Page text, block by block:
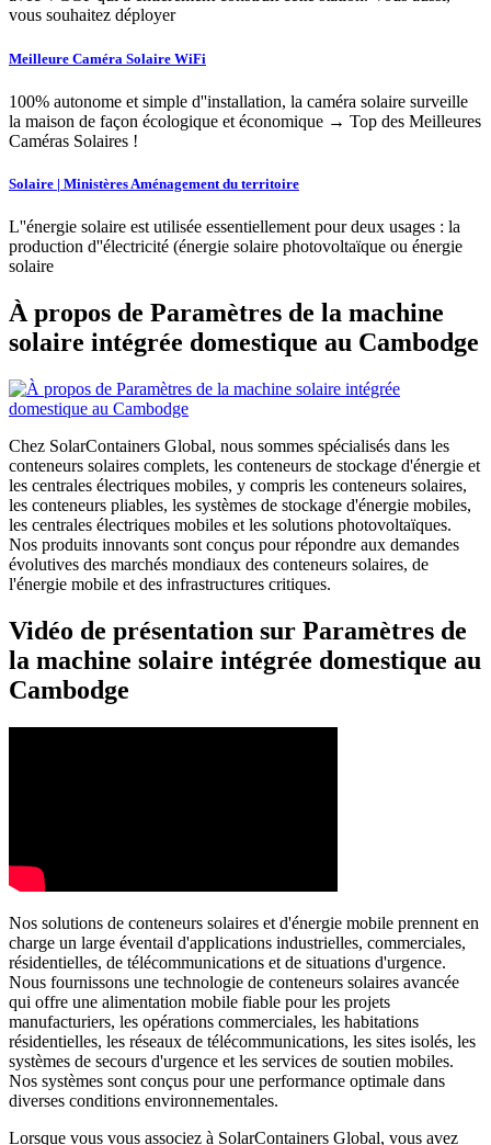
vous souhaitez déployer
Meilleure Caméra Solaire WiFi
100% autonome et simple d''installation, la caméra solaire surveille
la maison de façon écologique et économique → Top des Meilleures
Caméras Solaires !
Solaire | Ministères Aménagement du territoire
L''énergie solaire est utilisée essentiellement pour deux usages : la
production d''électricité (énergie solaire photovoltaïque ou énergie
solaire
À propos de Paramètres de la machine
solaire intégrée domestique au Cambodge
Chez SolarContainers Global, nous sommes spécialisés dans les
conteneurs solaires complets, les conteneurs de stockage d'énergie et
les centrales électriques mobiles, y compris les conteneurs solaires,
les conteneurs pliables, les systèmes de stockage d'énergie mobiles,
les centrales électriques mobiles et les solutions photovoltaïques.
Nos produits innovants sont conçus pour répondre aux demandes
évolutives des marchés mondiaux des conteneurs solaires, de
l'énergie mobile et des infrastructures critiques.
Vidéo de présentation sur Paramètres de
la machine solaire intégrée domestique au
Cambodge
Nos solutions de conteneurs solaires et d'énergie mobile prennent en
charge un large éventail d'applications industrielles, commerciales,
résidentielles, de télécommunications et de situations d'urgence.
Nous fournissons une technologie de conteneurs solaires avancée
qui offre une alimentation mobile fiable pour les projets
manufacturiers, les opérations commerciales, les habitations
résidentielles, les réseaux de télécommunications, les sites isolés, les
systèmes de secours d'urgence et les services de soutien mobiles.
Nos systèmes sont conçus pour une performance optimale dans
diverses conditions environnementales.
Lorsque vous vous associez à SolarContainers Global, vous avez